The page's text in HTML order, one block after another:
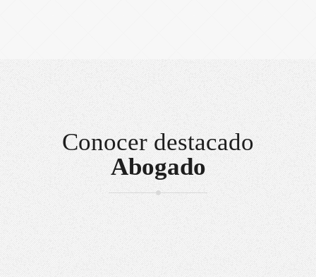
Conocer destacado
Abogado